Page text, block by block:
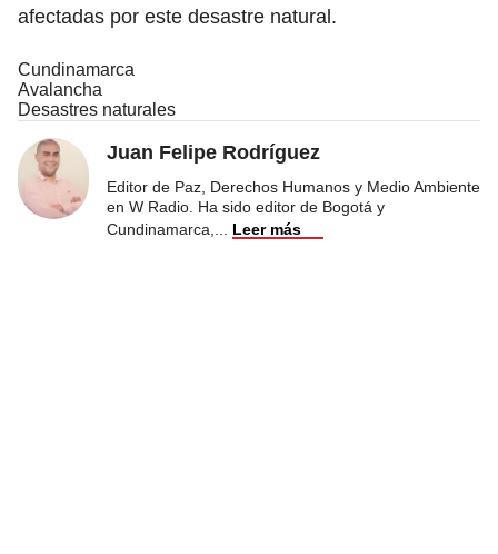
afectadas por este desastre natural.
Cundinamarca
Avalancha
Desastres naturales
Juan Felipe Rodríguez
Editor de Paz, Derechos Humanos y Medio Ambiente
en W Radio. Ha sido editor de Bogotá y
Cundinamarca,
Leer más